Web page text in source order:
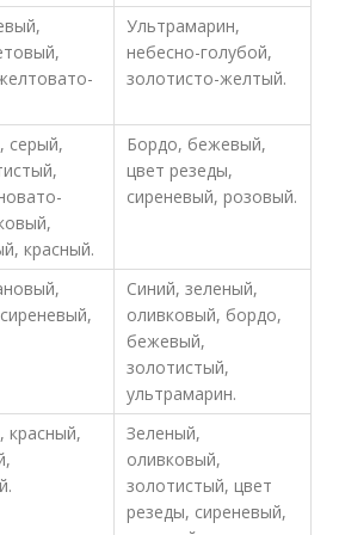
Ультрамарин,
небесно-голубой,
золотисто-желтый.
серый,
красный.
Бордо, бежевый,
цвет резеды,
сиреневый, розовый.
Синий, зеленый,
оливковый, бордо,
бежевый,
золотистый,
ультрамарин.
красный,
Зеленый,
оливковый,
золотистый, цвет
резеды, сиреневый,